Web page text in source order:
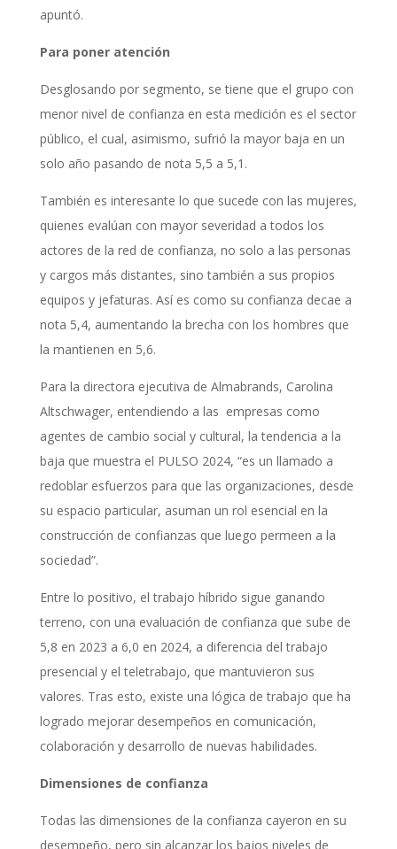
apuntó.
Para poner atención
Desglosando por segmento, se tiene que el grupo con
menor nivel de confianza en esta medición es el sector
público, el cual, asimismo, sufrió la mayor baja en un
solo año pasando de nota 5,5 a 5,1.
También es interesante lo que sucede con las mujeres,
quienes evalúan con mayor severidad a todos los
actores de la red de confianza, no solo a las personas
y cargos más distantes, sino también a sus propios
equipos y jefaturas. Así es como su confianza decae a
nota 5,4, aumentando la brecha con los hombres que
la mantienen en 5,6.
Para la directora ejecutiva de Almabrands, Carolina
Altschwager, entendiendo a las empresas como
agentes de cambio social y cultural, la tendencia a la
baja que muestra el PULSO 2024, “es un llamado a
redoblar esfuerzos para que las organizaciones, desde
su espacio particular, asuman un rol esencial en la
construcción de confianzas que luego permeen a la
sociedad”.
Entre lo positivo, el trabajo híbrido sigue ganando
terreno, con una evaluación de confianza que sube de
5,8 en 2023 a 6,0 en 2024, a diferencia del trabajo
presencial y el teletrabajo, que mantuvieron sus
valores. Tras esto, existe una lógica de trabajo que ha
logrado mejorar desempeños en comunicación,
colaboración y desarrollo de nuevas habilidades.
Dimensiones de confianza
Todas las dimensiones de la confianza cayeron en su
desempeño, pero sin alcanzar los bajos niveles de